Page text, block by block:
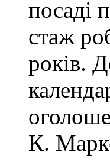
посаді
стаж
років.
К.